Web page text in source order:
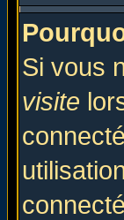
Si vous
visite